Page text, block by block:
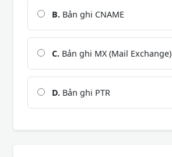
B. Bản ghi CNAME
C. Bản ghi MX (Mail Exchange)
D. Bản ghi PTR